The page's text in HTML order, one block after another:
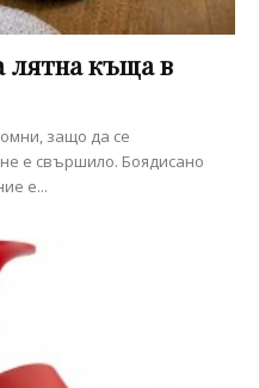
лятна къща в
защо да се
е свършило. Боядисано
е...